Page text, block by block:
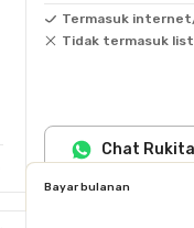
Termasuk
Tidak termasuk
Chat Rukita
Bayar bulanan